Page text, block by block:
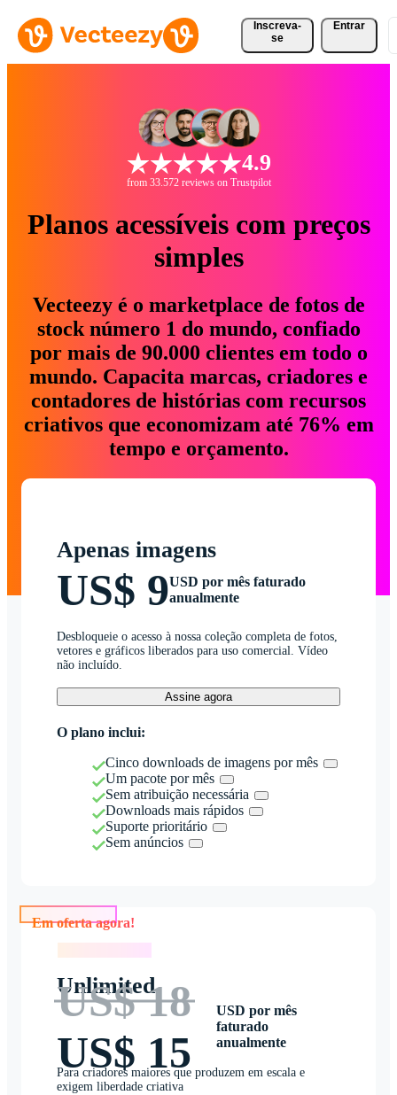
Inscreva-
se
Entrar
4.9
from 33.572 reviews on Trustpilot
Planos acessíveis com preços
simples
Vecteezy é o marketplace de fotos de
stock número 1 do mundo, confiado
por mais de 90.000 clientes em todo o
mundo. Capacita marcas, criadores e
contadores de histórias com recursos
criativos que economizam até 76% em
tempo e orçamento.
Apenas imagens
US$ 9USD por mês faturado
anualmente
Desbloqueie o acesso à nossa coleção completa de fotos,
vetores e gráficos liberados para uso comercial. Vídeo
não incluído.
Assine agora
O plano inclui:
Cinco downloads de imagens por mês
Um pacote por mês
Sem atribuição necessária
Downloads mais rápidos
Suporte prioritário
Sem anúncios
Unlimited
US$ 18
US$ 15
USD por mês
faturado
anualmente
Para criadores maiores que produzem em escala e
exigem liberdade criativa